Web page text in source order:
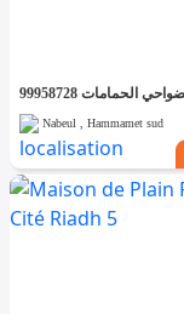
Nabeul , Hammamet sud